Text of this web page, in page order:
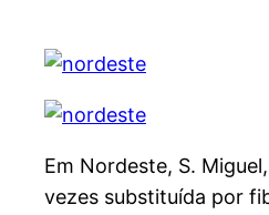
Em Nordeste, S.
vezes substituída por